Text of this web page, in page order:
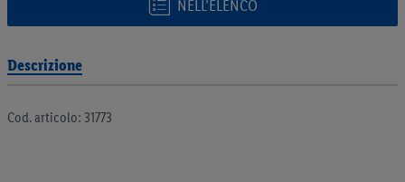
NELL’ELENCO
Descrizione
Cod. articolo: 31773